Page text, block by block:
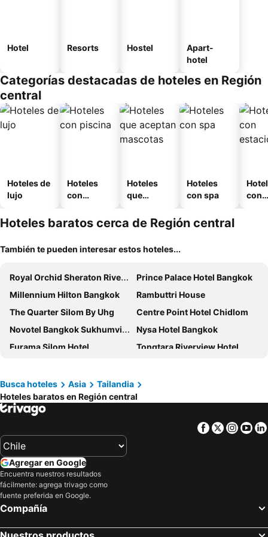
Hotel Resorts Hostel
Apart-
hotel
Categorías destacadas de hoteles en Región
central
Hoteles de
lujo
Hoteles
con
Hoteles
que
mascotas
Hoteles
con spa
con
Hoteles baratos cerca de Región central
También te pueden interesar estos hoteles...
Royal Orchid Sheraton Riverside Hotel Bangkok
Prince Palace Hotel Bangkok
Millennium Hilton Bangkok
Rambuttri House
The Quarter Silom By Uhg
Centre Point Hotel Chidlom
Novotel Bangkok Sukhumvit 20
Nysa Hotel Bangkok
Furama Silom Hotel
Tongtara Riverview Hotel
VIE Hotel Bangkok - MGallery Collection
Chatrium Sathon Bangkok
New Siam Palace Ville Hotel
Royal Rattanakosin Hotel
Mintara Hotel
FuramaXclusive Sathorn, Bangkok
Twin Towers Hotel
ibis Bangkok Sathorn
Pinnacle Lumpinee Park Hotel
Chillax Heritage
The Cotton Saladaeng Hotel
Busca hoteles Asia
Tailandia
Hoteles baratos en Región central
Facebook
Twitter
Agregar en Google
Encuentra nuestros resultados
fácilmente: agrega trivago como
fuente preferida en Google.
Compañía